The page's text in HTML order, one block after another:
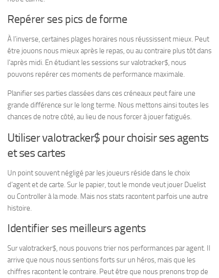
Repérer ses pics de forme
À l’inverse, certaines plages horaires nous réussissent mieux. Peut
être jouons nous mieux après le repas, ou au contraire plus tôt dans
l’après midi. En étudiant les sessions sur valotracker$, nous
pouvons repérer ces moments de performance maximale.
Planifier ses parties classées dans ces créneaux peut faire une
grande différence sur le long terme. Nous mettons ainsi toutes les
chances de notre côté, au lieu de nous forcer à jouer fatigués.
Utiliser valotracker$ pour choisir ses agents
et ses cartes
Un point souvent négligé par les joueurs réside dans le choix
d’agent et de carte. Sur le papier, tout le monde veut jouer Duelist
ou Controller à la mode. Mais nos stats racontent parfois une autre
histoire.
Identifier ses meilleurs agents
Sur valotracker$, nous pouvons trier nos performances par agent. Il
arrive que nous nous sentions forts sur un héros, mais que les
chiffres racontent le contraire. Peut être que nous prenons trop de